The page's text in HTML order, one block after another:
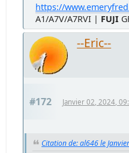
https://
A1/A7V/A7RVI | FUJI
--Eric--
#172 Janvier 02, 2024,
Citation de: al646 le